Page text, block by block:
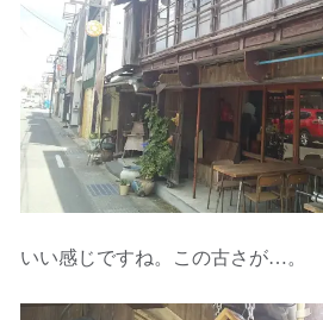
いい感じですね。この古さが…。